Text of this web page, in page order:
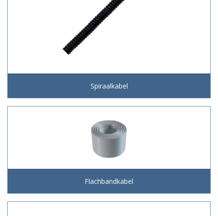
Spiraalkabel
Flachbandkabel